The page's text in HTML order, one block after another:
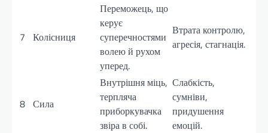
7 Колісниця
Переможець, що
керує
суперечностями
волею й рухом
уперед.
Втрата контролю,
агресія, стагнація.
8 Сила
Внутрішня міць,
терпляча
приборкувачка
звіра в собі.
Слабкість,
сумніви,
придушення
емоцій.